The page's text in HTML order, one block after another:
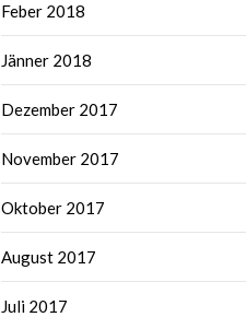
Feber 2018
Jänner 2018
Dezember 2017
November 2017
Oktober 2017
August 2017
Juli 2017